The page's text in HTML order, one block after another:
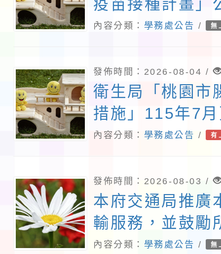
疫苗接種計畫」
象擴大
內容分類： 學務處公告 / 無
發佈時間：2026-08-04 /
衛生局「桃園市
措施」115年7
答集及修正對照
內容分類： 學務處公告 / 有
發佈時間：2026-08-03 /
本府交通局推廣
輸服務，並鼓勵
師生及家長參與
內容分類： 學務處公告 / 無